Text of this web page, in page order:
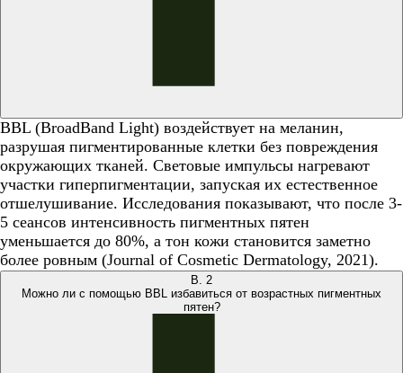
BBL (BroadBand Light) воздействует на меланин,
разрушая пигментированные клетки без повреждения
окружающих тканей. Световые импульсы нагревают
участки гиперпигментации, запуская их естественное
отшелушивание. Исследования показывают, что после 3-
5 сеансов интенсивность пигментных пятен
уменьшается до 80%, а тон кожи становится заметно
более ровным (Journal of Cosmetic Dermatology, 2021).
В. 2
Можно ли с помощью BBL избавиться от возрастных пигментных
пятен?